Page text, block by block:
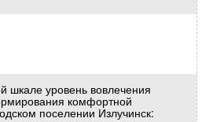
шкале уровень вовлечения
комфортной
поселении Излучинск: